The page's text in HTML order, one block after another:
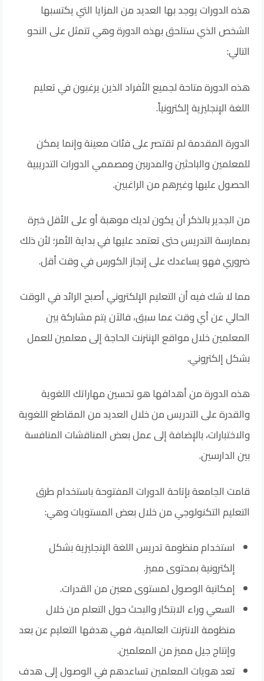
هذه الدورات يوجد بها العديد من المزايا التي يكتسبها
الشخص الذي ستلحق بهذه الدورة وهي تتمثل على النحو
التالي:
هذه الدورة متاحة لجميع الأفراد الذين يرغبون في تعليم
اللغة الإنجليزية إلكترونياً.
الدورة المقدمة لم تقتصر على فئات معينة وإنما يمكن
للمعلمين والباحثين والمدربين ومصممي الدورات التدريبية
الحصول عليها وغيرهم من الراغبين.
من الجدير بالذكر أن يكون لديك موهبة أو على الأقل خبرة
بممارسة التدريس حتى تعتمد عليها في بداية الأمر؛ لأن ذلك
ضروري فهو يساعدك على إنجاز الكورس في وقت أقل.
مما لا شك فيه أن التعليم الإلكتروني أصبح الرائد في الوقت
الحالي عن أي وقت عما سبق، فالآن يتم مشاركة بين
المعلمين خلال مواقع الإنترنت الحاجة إلى معلمين للعمل
بشكل إلكتروني.
هذه الدورة من أهدافها هو تحسين مهاراتك اللغوية
والقدرة على التدريس من خلال العديد من المقاطع اللغوية
والاختبارات، بالإضافة إلى عمل بعض المناقشات المنافسة
بين الدارسين.
قامت الجامعة بإتاحة الدورات المفتوحة باستخدام طرق
التعليم التكنولوجي من خلال بعض المستويات وهي:
استخدام منظومة تدريس اللغة الإنجليزية بشكل
إلكترونية بمحتوى مميز.
إمكانية الوصول لمستوى معين من القدرات.
السعي وراء الابتكار والبحث حول التعلم من خلال
منظومة الانترنت العالمية، فهي هدفها التعليم عن بعد
وإنتاج جيل مميز من المعلمين.
تعد هويات المعلمين تساعدهم في الوصول إلى هدف